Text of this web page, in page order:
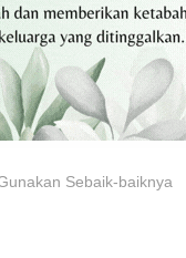
Sebaik-baiknya